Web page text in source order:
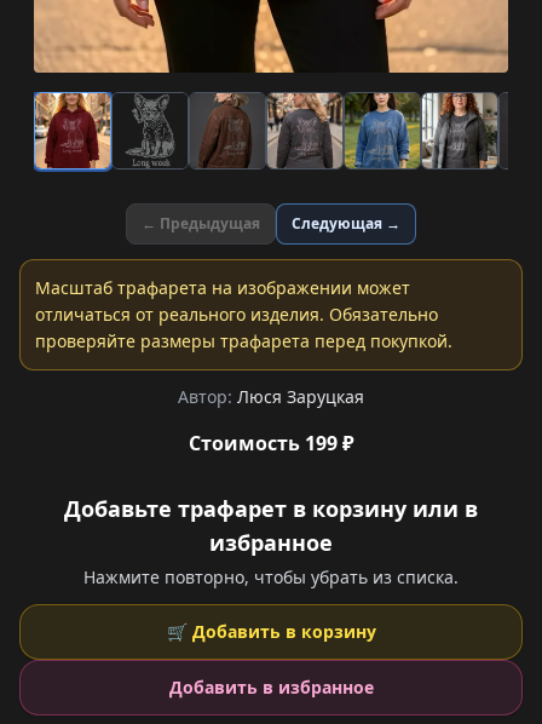
← Предыдущая Следующая →
Масштаб трафарета на изображении может
отличаться от реального изделия. Обязательно
проверяйте размеры трафарета перед покупкой.
Автор: Люся Заруцкая
Стоимость 199 ₽
Добавьте трафарет в корзину или в
избранное
Нажмите повторно, чтобы убрать из списка.
🛒 Добавить в корзину
Добавить в избранное